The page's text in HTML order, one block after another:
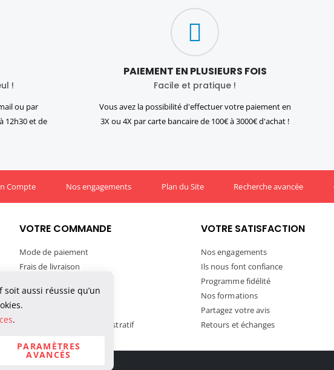
!
ou par
12h30 et de
PAIEMENT EN PLUSIEURS FOIS
Facile et pratique !
Vous avez la possibilité d'effectuer votre paiement en
3X ou 4X par carte bancaire de 100€ à 3000€ d'achat !
Compte Nos engagements Plan du Site Recherche avancée
VOTRE COMMANDE
Mode de paiement
Frais de livraison
Suivre votre commande
TVA et exportation
Paiement Mandat Administratif
VOTRE SATISFACTION
Nos engagements
Ils nous font confiance
Programme fidélité
Nos formations
Partagez votre avis
Retours et échanges
aussi réussie qu’un
.
PARAMÈTRES
AVANCÉS